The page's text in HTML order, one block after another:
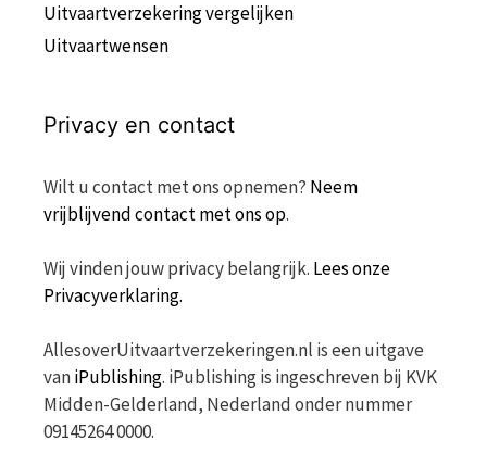
Uitvaartverzekering vergelijken
Uitvaartwensen
Privacy en contact
Wilt u contact met ons opnemen? Neem
vrijblijvend contact met ons op.
Wij vinden jouw privacy belangrijk. Lees onze
Privacyverklaring.
AllesoverUitvaartverzekeringen.nl is een uitgave
vaniPublishing. iPublishing is ingeschreven bij KVK
Midden-Gelderland, Nederland onder nummer
09145264 0000.